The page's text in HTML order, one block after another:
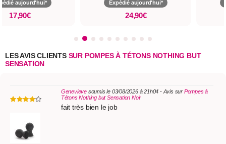
aujourd'hui*
17,90€
Expédié aujourd'hui*
24,90€
LES AVIS CLIENTSSUR POMPES À TÉTONS NOTHING BUT
SENSATION
Genevievesoumis le 03/08/2026 à 21h04 - Avis sur Pompes à
Tétons Nothing but Sensation Noir
fait très bien le job